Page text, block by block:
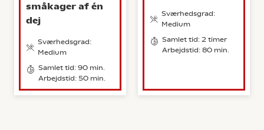
småkager af én
dej
Sværhedsgrad:
Medium
Samlet tid: 90 min.
Arbejdstid: 50 min.
Sværhedsgrad:
Medium
Samlet tid: 2 timer
Arbejdstid: 80 min.